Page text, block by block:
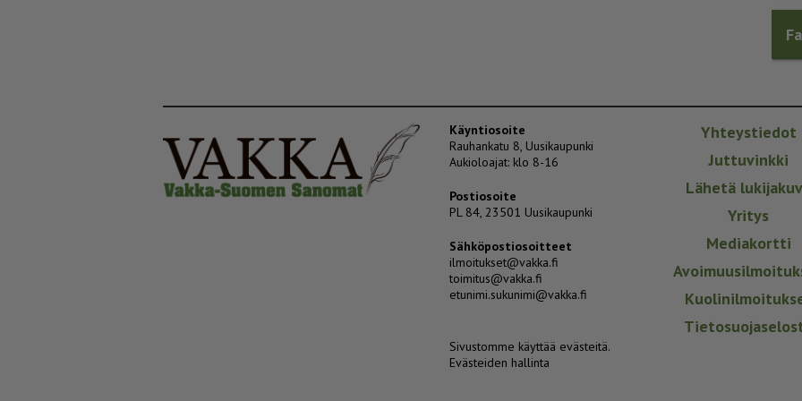
Käyntiosoite
Rauhankatu 8, Uusikaupunki
Aukioloajat: klo 8-16
Postiosoite
PL 84, 23501 Uusikaupunki
Sähköpostiosoitteet
ilmoitukset@vakka.fi
toimitus@vakka.fi
etunimi.sukunimi@vakka.fi
Sivustomme käyttää evästeitä.
Evästeiden hallinta
Yhteystiedot
Juttuvinkki
Lähetä
Yritys
Mediakortti